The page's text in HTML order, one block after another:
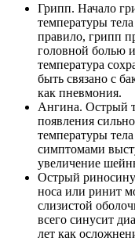
Грипп. Начало
температуры
правило, грипп
головной болью
температура
быть связано с
как пневмония.
Ангина. Острый
появления
температуры
симптомами
увеличение
Острый
носа или ринит
слизистой
всего синусит
лет как